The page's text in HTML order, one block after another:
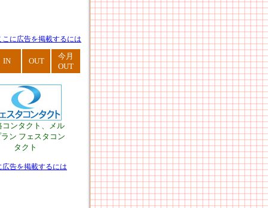
こに広告を掲載するには
IN OUT
今月
OUT
コンタクト、メル
ン フェスタコン
タクト
広告を掲載するには